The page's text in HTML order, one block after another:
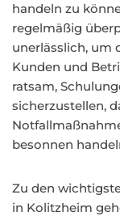
handeln zu
regelmäßig
unerlässlich, um
Kunden und
ratsam,
sicherzustellen,
besonnen
Zu den
in Kolitzheim